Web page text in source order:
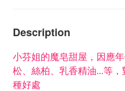
Description
小芬姐的魔皂甜屋， 因應
松、絲柏、乳香精油...等
種好處